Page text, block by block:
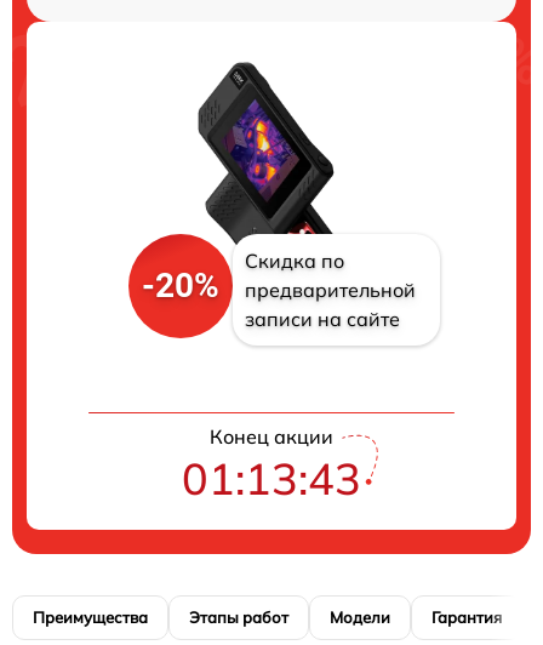
-20%
Скидка по
предварительной
записи на сайте
Конец акции
01:13:42
Преимущества Этапы работ Модели Гарантия